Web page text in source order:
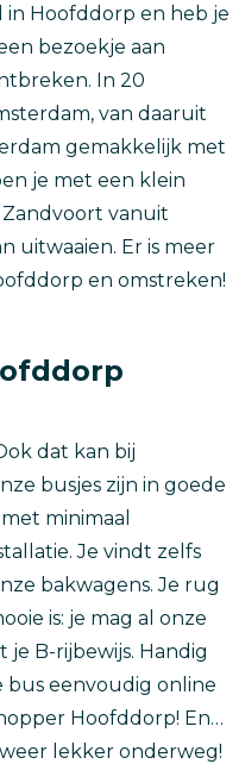
in Hoofddorp en heb je
bezoekje aan
In 20
van daaruit
gemakkelijk met
je met een klein
vanuit
uitwaaien. Er is meer
en omstreken!
dat kan bij
busjes zijn in goede
minimaal
Je vindt zelfs
bakwagens. Je rug
is: je mag al onze
B-rijbewijs. Handig
bus eenvoudig online
Hoofddorp! En…
lekker onderweg!